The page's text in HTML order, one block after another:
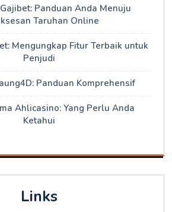
Panduan Anda Menuju
Taruhan Online
Mengungkap Fitur Terbaik untuk
Penjudi
Panduan Komprehensif
Ahlicasino: Yang Perlu Anda
Ketahui
Links